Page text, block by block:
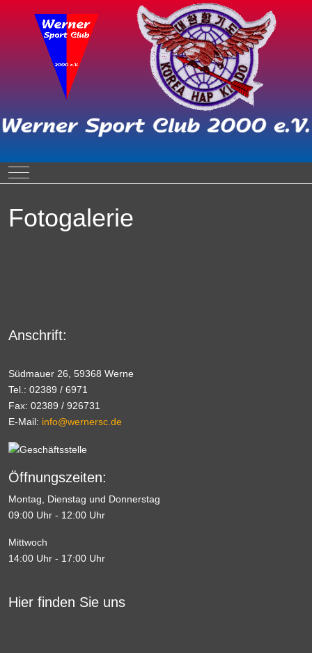
Mobile Menu Toggle
Fotogalerie
Anschrift:
Südmauer 26, 59368 Werne
Tel.: 02389 / 6971
Fax: 02389 / 926731
E-Mail: info@wernersc.de
Öffnungszeiten:
Montag, Dienstag und Donnerstag
09:00 Uhr - 12:00 Uhr
Mittwoch
14:00 Uhr - 17:00 Uhr
Hier finden Sie uns